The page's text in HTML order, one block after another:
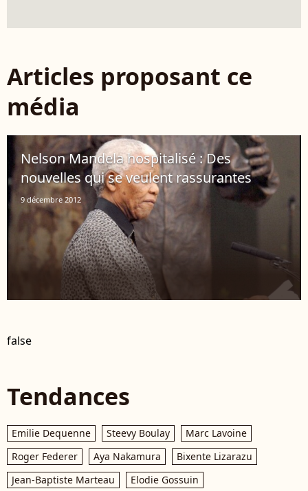
Articles proposant ce
média
Nelson Mandela hospitalisé : Des
nouvelles qui se veulent rassurantes
9 décembre 2012
false
Tendances
Emilie Dequenne Steevy Boulay
Marc Lavoine
Roger Federer
Aya Nakamura
Bixente Lizarazu
Jean-Baptiste Marteau
Elodie Gossuin